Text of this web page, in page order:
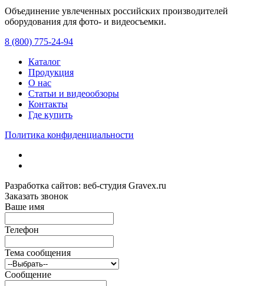
Объединение увлеченных российских производителей
оборудования для фото- и видеосъемки.
8 (800) 775-24-94
Каталог
Продукция
О нас
Статьи и видеообзоры
Контакты
Где купить
Политика конфиденциальности
Разработка сайтов: веб-студия Gravex.ru
Заказать звонок
Ваше имя
Телефон
Тема сообщения
Сообщение